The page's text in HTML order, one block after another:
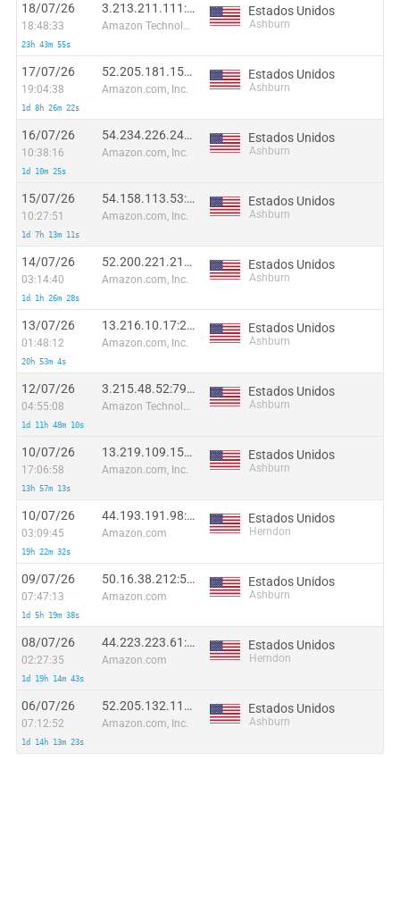
18/07/26
18:48:33
23h 43m 55s
3.213.211.111:50091
Amazon Technologies Inc.
Estados Unidos
Ashburn
17/07/26
19:04:38
1d 8h 26m 22s
52.205.181.150:5113
Amazon.com, Inc.
Estados Unidos
Ashburn
16/07/26
10:38:16
1d 10m 25s
54.234.226.241:24780
Amazon.com, Inc.
Estados Unidos
Ashburn
15/07/26
10:27:51
1d 7h 13m 11s
54.158.113.53:33594
Amazon.com, Inc.
Estados Unidos
Ashburn
14/07/26
03:14:40
1d 1h 26m 28s
52.200.221.218:41160
Amazon.com, Inc.
Estados Unidos
Ashburn
13/07/26
01:48:12
20h 53m 4s
13.216.10.17:24978
Amazon.com, Inc.
Estados Unidos
Ashburn
12/07/26
04:55:08
1d 11h 48m 10s
3.215.48.52:7939
Amazon Technologies Inc.
Estados Unidos
Ashburn
10/07/26
17:06:58
13h 57m 13s
13.219.109.151:18629
Amazon.com, Inc.
Estados Unidos
Ashburn
10/07/26
03:09:45
19h 22m 32s
44.193.191.98:19815
Amazon.com
Estados Unidos
Herndon
09/07/26
07:47:13
1d 5h 19m 38s
50.16.38.212:56115
Amazon.com
Estados Unidos
Ashburn
08/07/26
02:27:35
1d 19h 14m 43s
44.223.223.61:22854
Amazon.com
Estados Unidos
Herndon
06/07/26
07:12:52
1d 14h 13m 23s
52.205.132.115:41810
Amazon.com, Inc.
Estados Unidos
Ashburn